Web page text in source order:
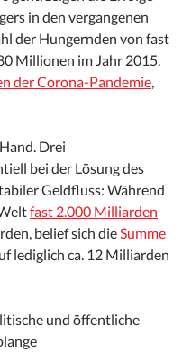
in den vergangenen
der Hungernden von fast
Millionen im Jahr 2015.
der Corona-Pandemie,
Drei
bei der Lösung des
Geldfluss: Während
fast 2.000 Milliarden
belief sich dieSumme
lediglich ca. 12 Milliarden
und öffentliche